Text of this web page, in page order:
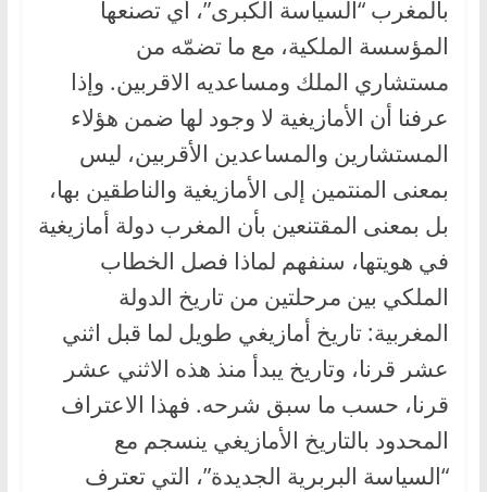
بالمغرب “السياسة الكبرى”، أي تصنعها
المؤسسة الملكية، مع ما تضمّه من
مستشاري الملك ومساعديه الاقربين. وإذا
عرفنا أن الأمازيغية لا وجود لها ضمن هؤلاء
المستشارين والمساعدين الأقربين، ليس
بمعنى المنتمين إلى الأمازيغية والناطقين بها،
بل بمعنى المقتنعين بأن المغرب دولة أمازيغية
في هويتها، سنفهم لماذا فصل الخطاب
الملكي بين مرحلتين من تاريخ الدولة
المغربية: تاريخ أمازيغي طويل لما قبل اثني
عشر قرنا، وتاريخ يبدأ منذ هذه الاثني عشر
قرنا، حسب ما سبق شرحه. فهذا الاعتراف
المحدود بالتاريخ الأمازيغي ينسجم مع
“السياسة البربرية الجديدة”، التي تعترف